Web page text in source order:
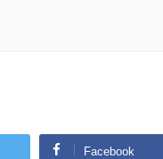
Facebook